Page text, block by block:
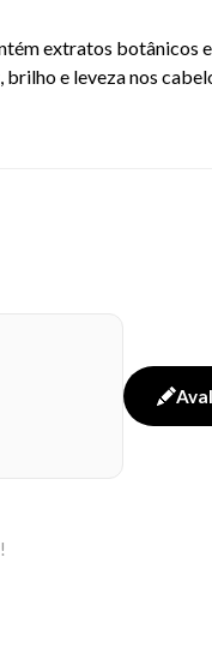
extratos botânicos
e leveza nos